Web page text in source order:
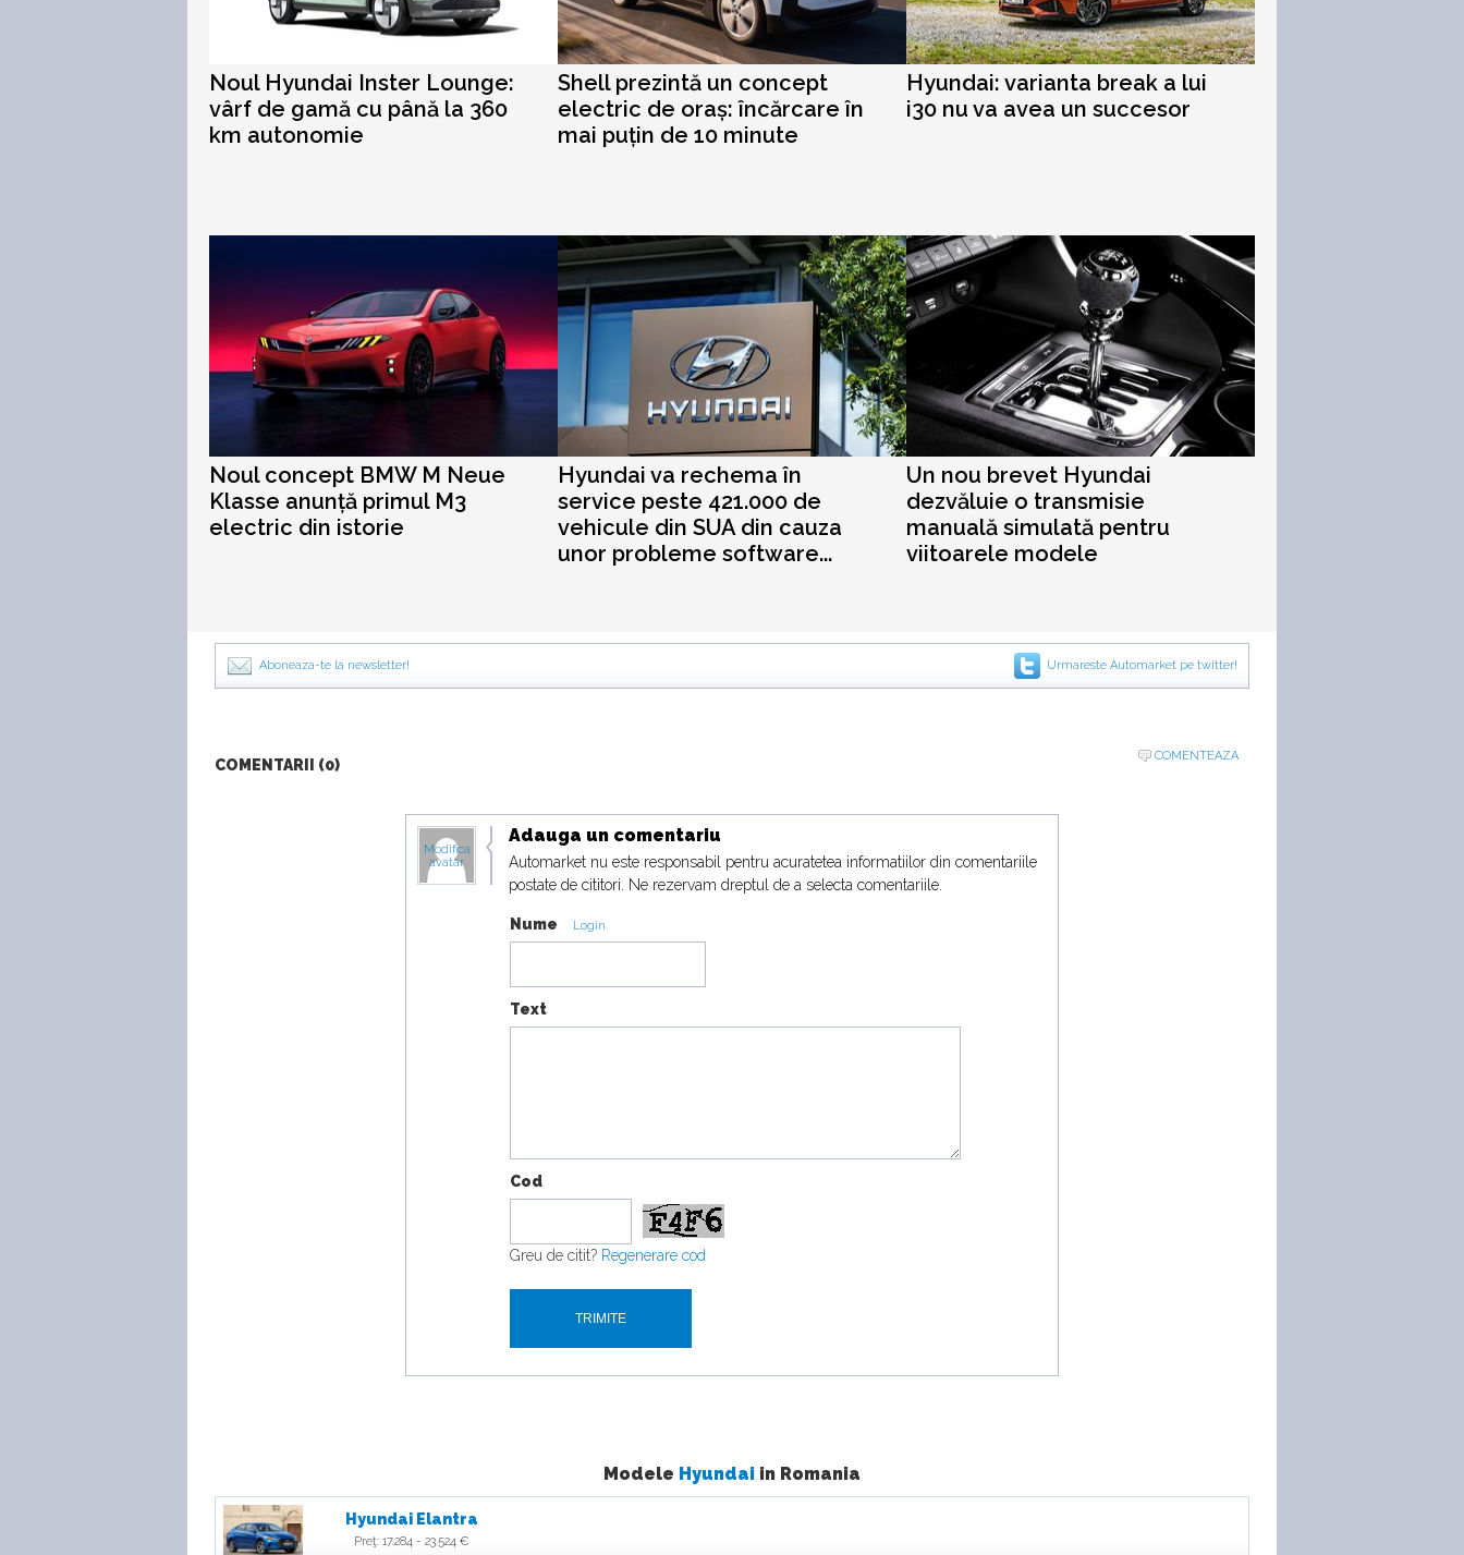
Noul Hyundai Inster Lounge:
vârf de gamă cu până la 360
km autonomie
Shell prezintă un concept
electric de oraș: încărcare în
mai puțin de 10 minute
Hyundai: varianta break a lui
i30 nu va avea un succesor
Noul concept BMW M Neue
Klasse anunță primul M3
electric din istorie
Hyundai va rechema în
service peste 421.000 de
vehicule din SUA din cauza
unor probleme software...
Un nou brevet Hyundai
dezvăluie o transmisie
manuală simulată pentru
viitoarele modele
Aboneaza-te la newsletter! Urmareste Automarket pe twitter!
COMENTARII (0)
COMENTEAZA
Modifica
avatar
Adauga un comentariu
Automarket nu este responsabil pentru acuratetea informatiilor din comentariile
postate de cititori. Ne rezervam dreptul de a selecta comentariile.
Nume Login
Text
Cod
Greu de citit? Regenerare cod
Modele Hyundai in Romania
Hyundai Elantra
Preţ: 17.284 - 23.524 €